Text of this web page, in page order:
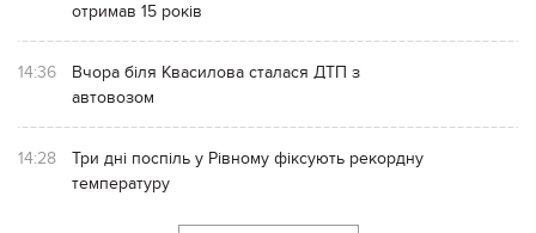
отримав 15 років
14:36
Вчора біля Квасилова сталася ДТП з
автовозом
14:28
Три дні поспіль у Рівному фіксують рекордну
температуру